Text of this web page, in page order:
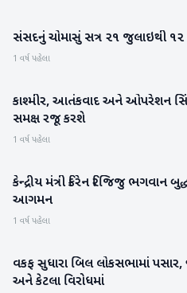
રાષ્ટ્રીય
સંસદનું ચોમાસું સત્ર ૨૧ જુલાઇથી
1 વર્ષ પહેલા
રાષ્ટ્રીય
કાશ્મીર, આતંકવાદ અને ઓપરેશન
સમક્ષ રજૂ કરશે
1 વર્ષ પહેલા
રાષ્ટ્રીય
કેન્દ્રીય મંત્રી કિરેન રિજિજુ ભગવાન
આગમન
1 વર્ષ પહેલા
રાષ્ટ્રીય
વકફ સુધારા બિલ લોકસભામાં
અને કેટલા વિરોધમાં